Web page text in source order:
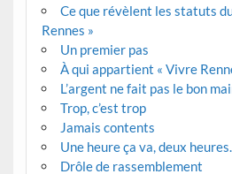
Ce que révèlent les statuts
Rennes »
Un premier pas
À qui appartient « Vivre
L’argent ne fait pas le bon
Trop, c’est trop
Jamais contents
Une heure ça va, deux
Drôle de rassemblement